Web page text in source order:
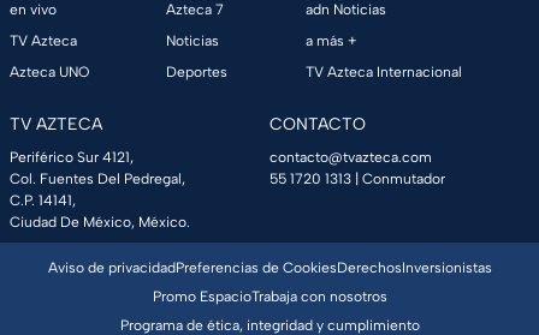
en vivo
TV Azteca
Azteca UNO
Azteca 7
Noticias
Deportes
adn Noticias
a más +
TV Azteca Internacional
TV AZTECA
Periférico Sur 4121,
Col. Fuentes Del Pedregal,
C.P. 14141,
Ciudad De México, México.
CONTACTO
contacto@tvazteca.com
55 1720 1313 | Conmutador
Aviso de privacidadPreferencias de CookiesDerechosInversionistas
Promo EspacioTrabaja con nosotros
Programa de ética, integridad y cumplimiento